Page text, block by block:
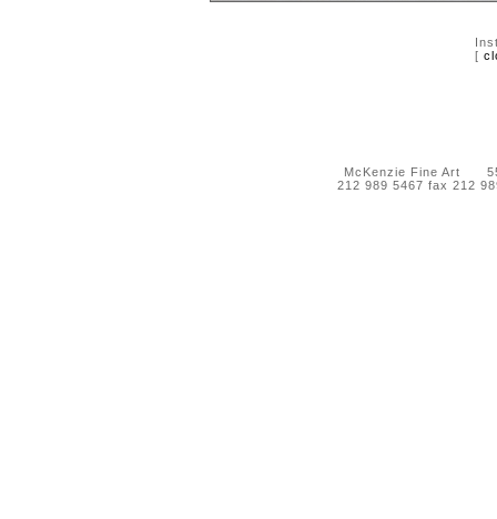
[
McKenzie Fine Art 55
212 989 5467 fax 212